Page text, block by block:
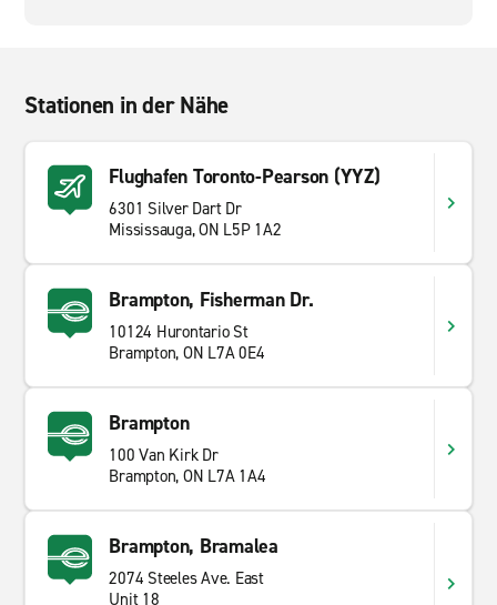
Stationen in der Nähe
Flughafen Toronto-Pearson (YYZ)
6301 Silver Dart Dr
Mississauga, ON L5P 1A2
Brampton, Fisherman Dr.
10124 Hurontario St
Brampton, ON L7A 0E4
Brampton
100 Van Kirk Dr
Brampton, ON L7A 1A4
Brampton, Bramalea
2074 Steeles Ave. East
Unit 18